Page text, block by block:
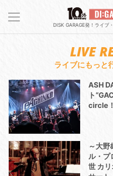
DISK GARAGE発！ライブ
LIVE
ライブにもっと
ASH
ト
circle！
～大
ル・プ
世 カ